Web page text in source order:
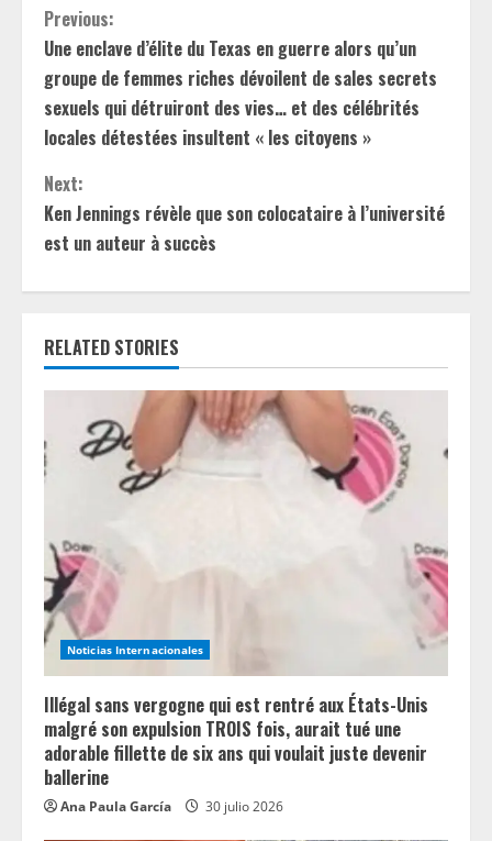
C
o
n
t
i
n
u
e
R
e
a
d
i
n
g
Previous:
Une enclave d’élite du Texas en guerre alors qu’un
groupe de femmes riches dévoilent de sales secrets
sexuels qui détruiront des vies… et des célébrités
locales détestées insultent « les citoyens »
Next:
Ken Jennings révèle que son colocataire à l’université
est un auteur à succès
RELATED STORIES
Noticias Internacionales
Illégal sans vergogne qui est rentré aux États-Unis
malgré son expulsion TROIS fois, aurait tué une
adorable fillette de six ans qui voulait juste devenir
ballerine
Ana Paula García 30 julio 2026